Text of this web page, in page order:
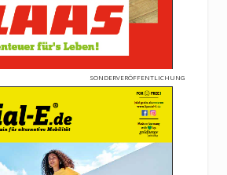
SONDERVERÖFFENTLICHUNG